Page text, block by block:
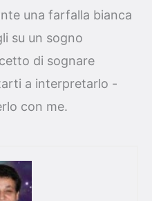
una farfalla bianca
su un sogno
di sognare
a interpretarlo -
con me.